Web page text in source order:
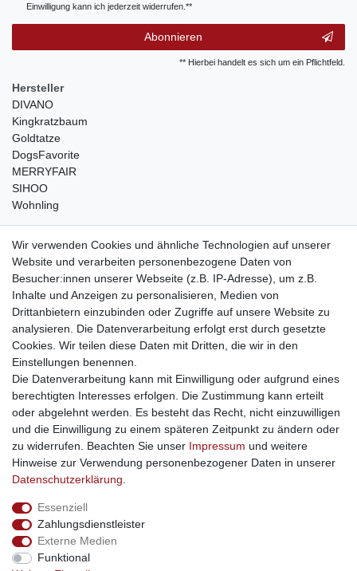
Einwilligung kann ich jederzeit widerrufen.**
Abonnieren
** Hierbei handelt es sich um ein Pflichtfeld.
Hersteller
DIVANO
Kingkratzbaum
Goldtatze
DogsFavorite
MERRYFAIR
SIHOO
Wohnling
weitere Shops
traumlampen- Lampen und Kronleuchter
kinderwagencenter- Exklusive und günstige Kinderwagen
gastrogeraete24- alles für Gastronomie und Imbiss
soziale Medien
Facebook
sicher einkaufen
Sichere Bestellung und Zahlung via SSL Verschlüsselung
Wir verwenden Cookies und ähnliche Technologien auf unserer
Website und verarbeiten personenbezogene Daten von
Besucher:innen unserer Webseite (z.B. IP-Adresse), um z.B.
Inhalte und Anzeigen zu personalisieren, Medien von
Drittanbietern einzubinden oder Zugriffe auf unsere Website zu
analysieren. Die Datenverarbeitung erfolgt erst durch gesetzte
Cookies. Wir teilen diese Daten mit Dritten, die wir in den
Einstellungen benennen.
Die Datenverarbeitung kann mit Einwilligung oder aufgrund eines
berechtigten Interesses erfolgen. Die Zustimmung kann erteilt
oder abgelehnt werden. Es besteht das Recht, nicht einzuwilligen
und die Einwilligung zu einem späteren Zeitpunkt zu ändern oder
zu widerrufen. Beachten Sie unser Impressum und weitere
Hinweise zur Verwendung personenbezogener Daten in unserer
Daten­schutz­erklärung
Essenziell
Zahlungsdienstleister
Externe Medien
Funktional
Widerrufs­recht Widerrufs­formular